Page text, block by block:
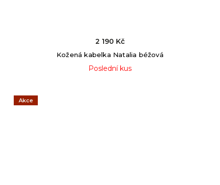
Kožená kabelka Natalia béžová
Poslední kus
2 190 Kč
Akce